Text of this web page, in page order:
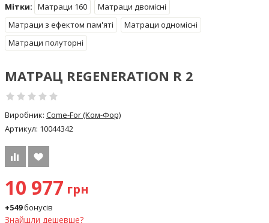
Мітки: Матраци 160
Матраци двомісні
Матраци з ефектом пам'яті
Матраци одномісні
Матраци полуторні
МАТРАЦ REGENERATION R 2
Виробник: Come-For (Ком-Фор)
Артикул: 10044342
10 977 грн
+549бонусів
Знайшли дешевше?